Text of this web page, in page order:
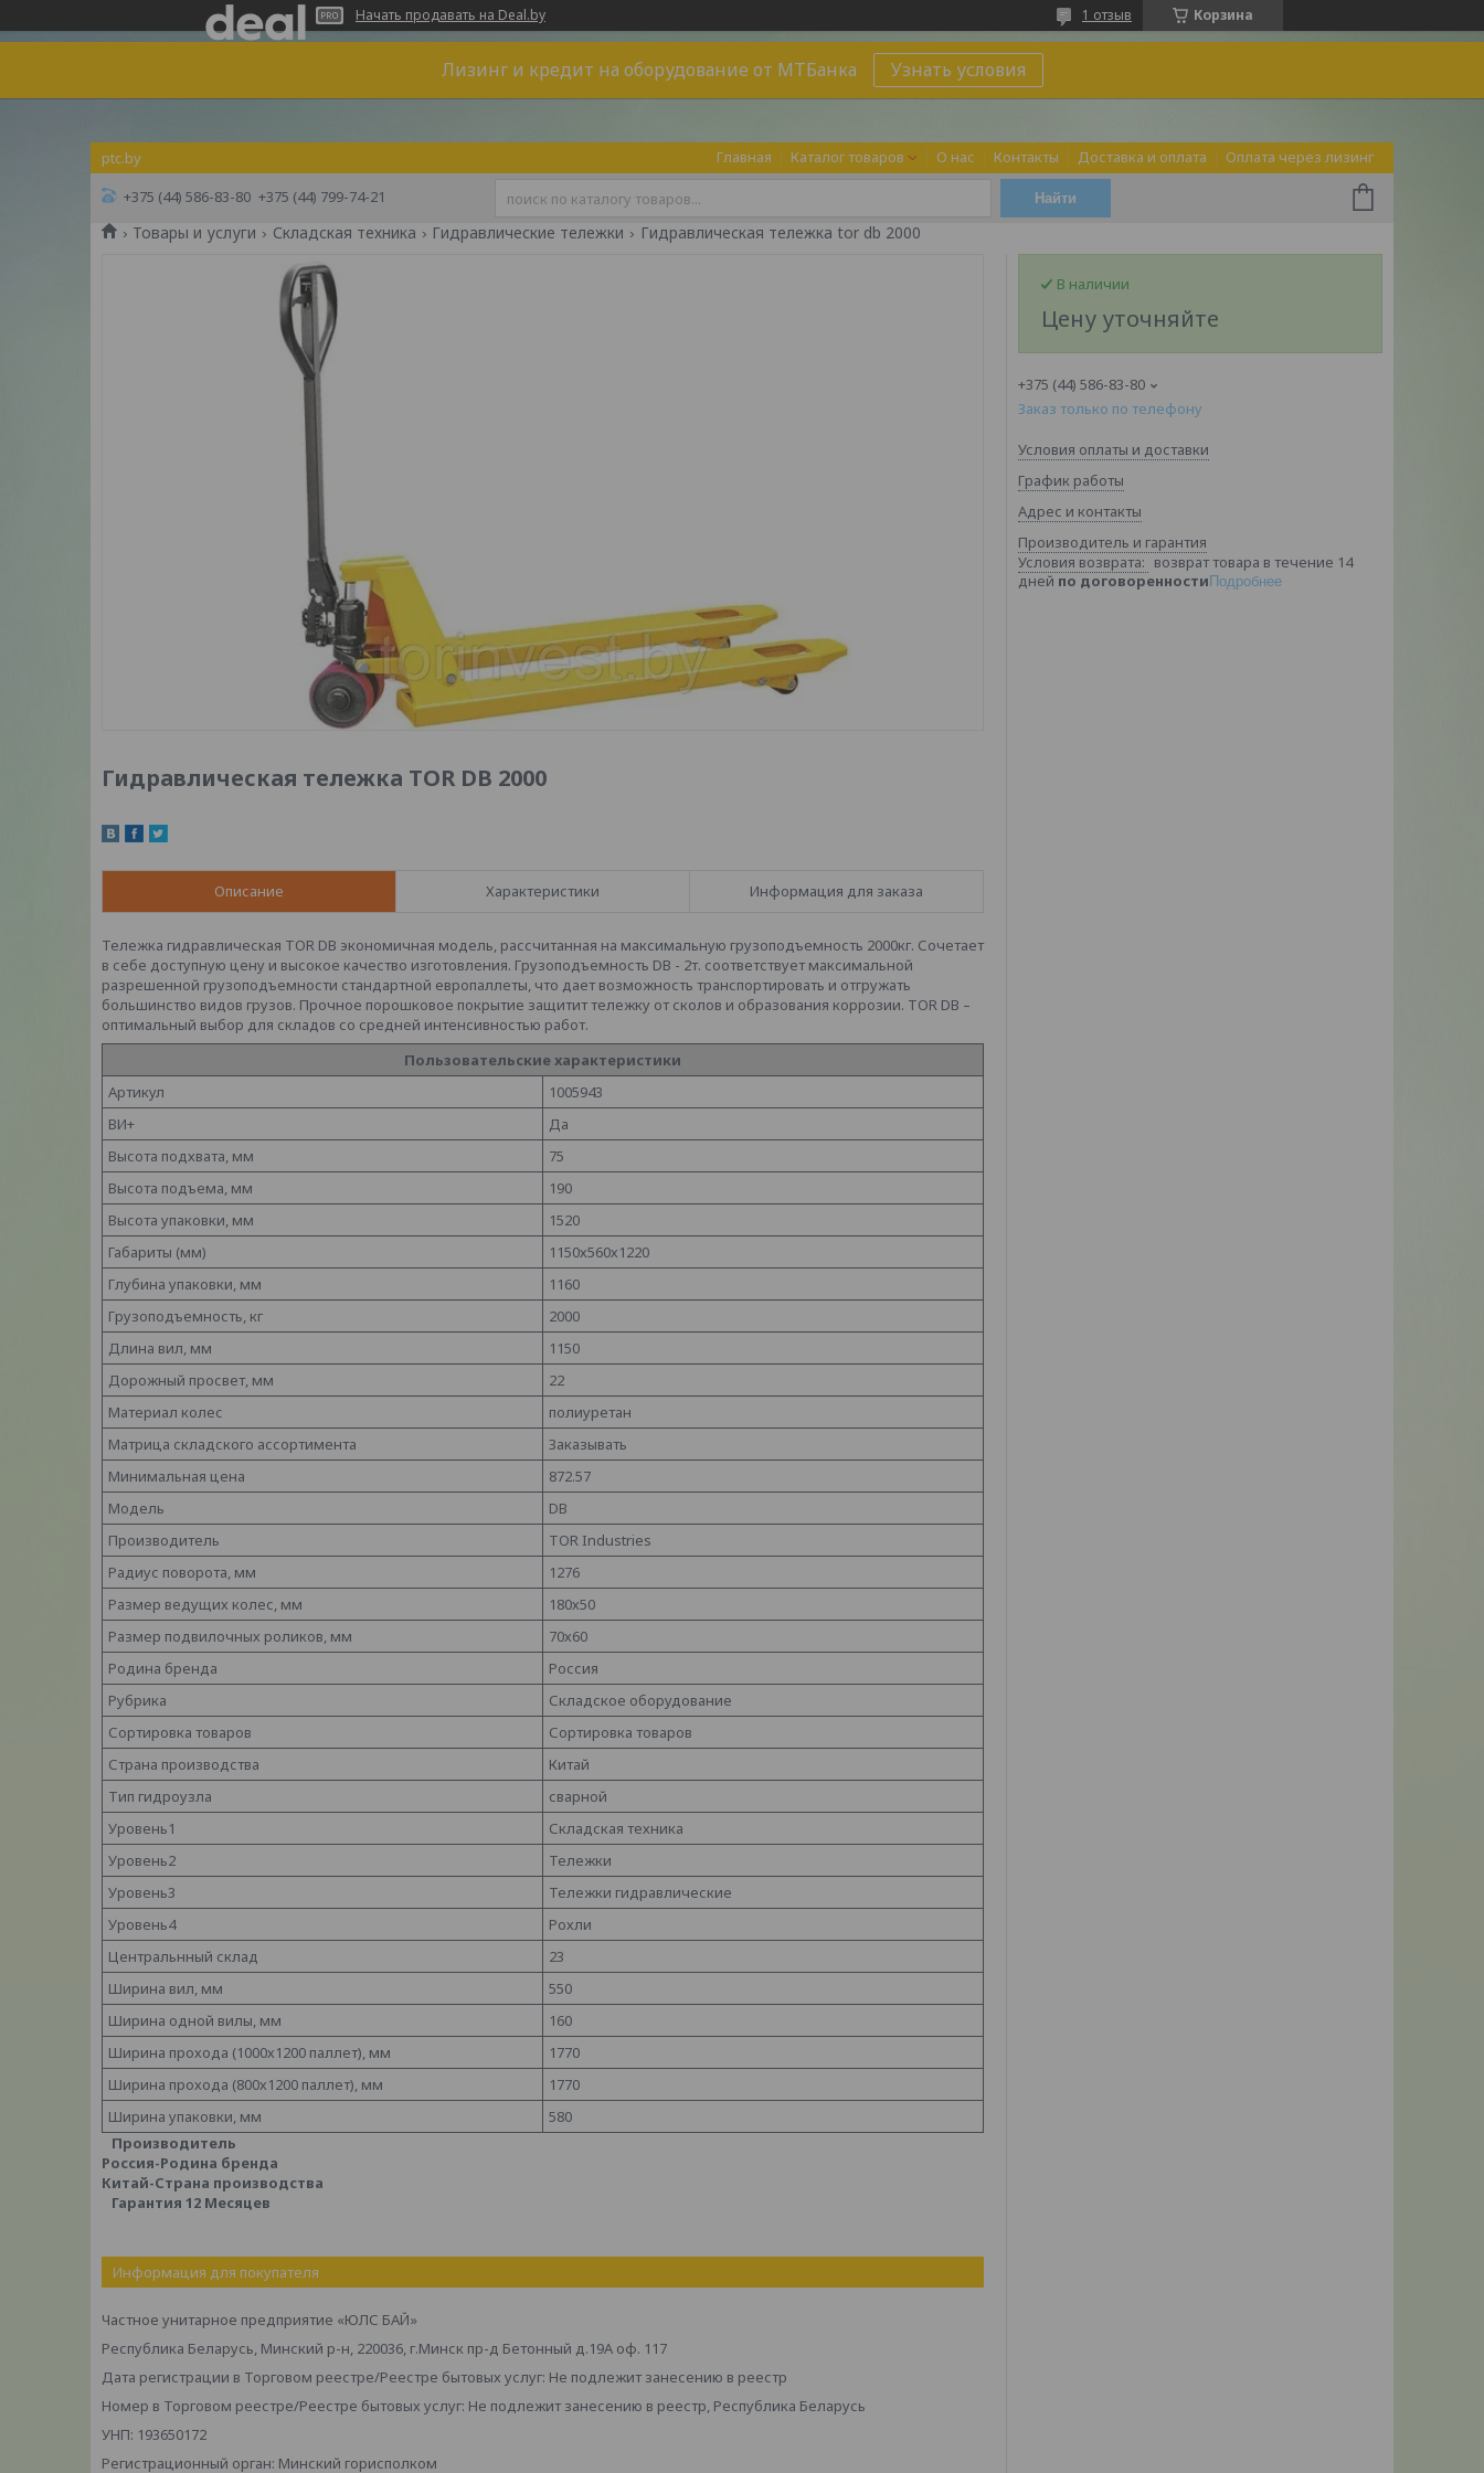
Начать продавать на Deal.by Корзина
1 отзыв
Лизинг и кредит на оборудование от МТБанка Узнать условия
ptc.by Главная Каталог товаров О нас Контакты Доставка и оплата Оплата через лизинг
+375 (44) 586-83-80 +375 (44) 799-74-21 Найти
Товары и услуги Складская техника Гидравлические тележки Гидравлическая тележка tor db 2000
Гидравлическая тележка TOR DB 2000
Описание Характеристики Информация для заказа
Тележка гидравлическая TOR DB экономичная модель, рассчитанная на максимальную грузоподъемность 2000кг. Сочетает
в себе доступную цену и высокое качество изготовления. Грузоподъемность DB - 2т. соответствует максимальной
разрешенной грузоподъемности стандартной европаллеты, что дает возможность транспортировать и отгружать
большинство видов грузов. Прочное порошковое покрытие защитит тележку от сколов и образования коррозии. TOR DB –
оптимальный выбор для складов со средней интенсивностью работ.
Пользовательские характеристики
Артикул
1005943
ВИ+
Да
Высота подхвата, мм
75
Высота подъема, мм
190
Высота упаковки, мм
1520
Габариты (мм)
1150х560х1220
Глубина упаковки, мм
1160
Грузоподъемность, кг
2000
Длина вил, мм
1150
Дорожный просвет, мм
22
Материал колес
полиуретан
Матрица складского ассортимента
Заказывать
Минимальная цена
872.57
Модель
DB
Производитель
TOR Industries
Радиус поворота, мм
1276
Размер ведущих колес, мм
180х50
Размер подвилочных роликов, мм
70х60
Родина бренда
Россия
Рубрика
Складское оборудование
Сортировка товаров
Сортировка товаров
Страна производства
Китай
Тип гидроузла
сварной
Уровень1
Складская техника
Уровень2
Тележки
Уровень3
Тележки гидравлические
Уровень4
Рохли
Центральнный склад
23
Ширина вил, мм
550
Ширина одной вилы, мм
160
Ширина прохода (1000х1200 паллет), мм
1770
Ширина прохода (800х1200 паллет), мм
1770
Ширина упаковки, мм
580
Производитель
Россия-Родина бренда
Китай-Страна производства
Гарантия 12 Месяцев
Информация для покупателя
Частное унитарное предприятие «ЮЛС БАЙ»
Республика Беларусь, Минский р-н, 220036, г.Минск пр-д Бетонный д.19А оф. 117
Дата регистрации в Торговом реестре/Реестре бытовых услуг: Не подлежит занесению в реестр
Номер в Торговом реестре/Реестре бытовых услуг: Не подлежит занесению в реестр, Республика Беларусь
УНП: 193650172
Регистрационный орган: Минский горисполком
В наличии
Цену уточняйте
+375 (44) 586-83-80
Заказ только по телефону
Условия оплаты и доставки
График работы
Адрес и контакты
Производитель и гарантия
возврат товара в течение 14
дней по договоренности Подробнее